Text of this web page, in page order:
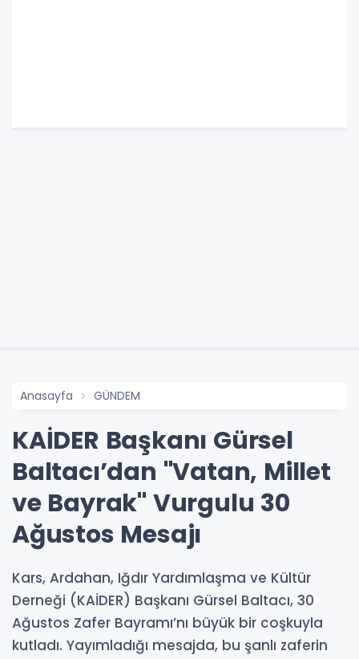
Anasayfa GÜNDEM
KAİDER Başkanı Gürsel
Baltacı’dan "Vatan, Millet
ve Bayrak" Vurgulu 30
Ağustos Mesajı
Kars, Ardahan, Iğdır Yardımlaşma ve Kültür
Derneği (KAİDER) Başkanı Gürsel Baltacı, 30
Ağustos Zafer Bayramı’nı büyük bir coşkuyla
kutladı. Yayımladığı mesajda, bu şanlı zaferin